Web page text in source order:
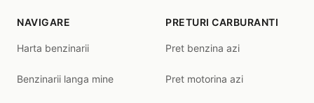
NAVIGARE
Harta benzinarii
Benzinarii langa mine
PRETURI CARBURANTI
Pret benzina azi
Pret motorina azi